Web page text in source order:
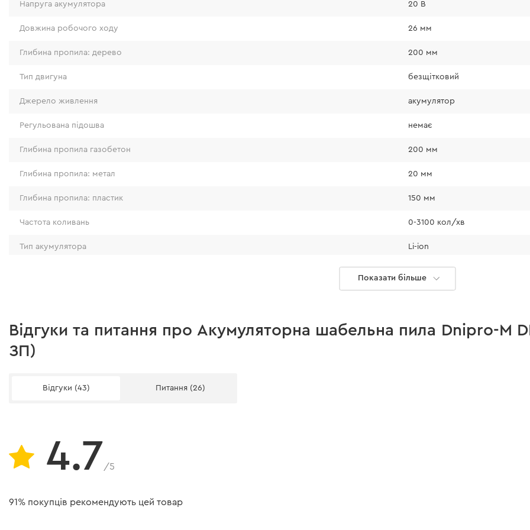
• Плавне
Тривалість роботи шабельної пили на одному заряді залежить від
Напруга акумулятора 20 В
Довжина робочого ходу 26 мм
Глибина пропила: дерево 200 мм
Тип двигуна безщітковий
Джерело живлення акумулятор
Регульована підошва немає
Глибина пропила газобетон 200 мм
Глибина пропила: метал 20 мм
Глибина пропила: пластик 150 мм
Частота коливань 0-3100 кол/хв
Тип акумулятора Li-ion
Захист від перенавантаження
Підтримка обертів
Маятниковий хід
Вага
Показати більше
Відгуки та питання про Акумуляторна шабельна пила Dnipro-M
ЗП)
Відгуки (43) Питання (26)
4.7/5
91% покупців рекомендують цей товар